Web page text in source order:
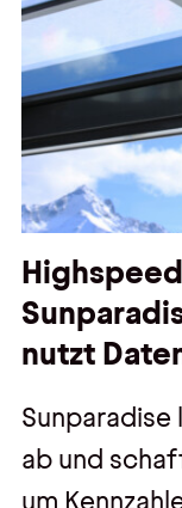
nutzt
ab und
um